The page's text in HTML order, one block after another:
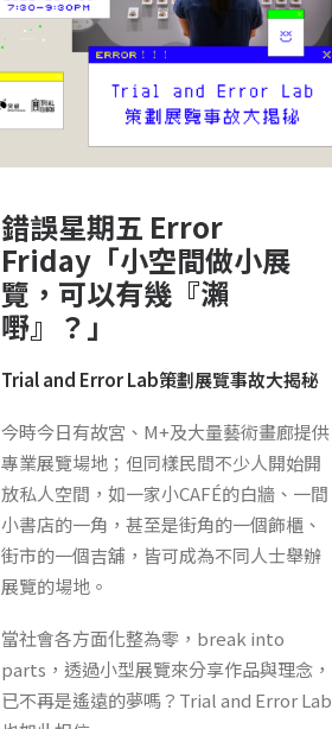
錯誤星期五 Error
Friday「小空間做小展
覽，可以有幾『瀨
嘢』？」
Trial and Error Lab策劃展覽事故大揭秘
今時今日有故宮、M+及大量藝術畫廊提供
專業展覽場地；但同樣民間不少人開始開
放私人空間，如一家小CAFÉ的白牆、一間
小書店的一角，甚至是街角的一個飾櫃、
街市的一個吉舖，皆可成為不同人士舉辦
展覽的場地。
當社會各方面化整為零，break into
parts，透過小型展覽來分享作品與理念，
已不再是遙遠的夢嗎？Trial and Error Lab